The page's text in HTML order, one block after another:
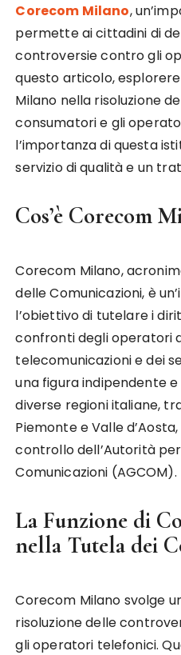
Corecom Milano,
permette ai cittadini di
controversie contro gli
questo articolo,
Milano nella risoluzione
consumatori e gli
l’importanza di questa
servizio di qualità e un
Cos’è Corecom
Corecom Milano,
delle Comunicazioni, è
l’obiettivo di tutelare i
confronti degli operatori
telecomunicazioni e dei
una figura indipendente
diverse regioni italiane,
Piemonte e Valle
controllo dell’Autorità
Comunicazioni (AGCOM).
La Funzione di
nella Tutela dei
Corecom Milano svolge
risoluzione delle
gli operatori telefonici.